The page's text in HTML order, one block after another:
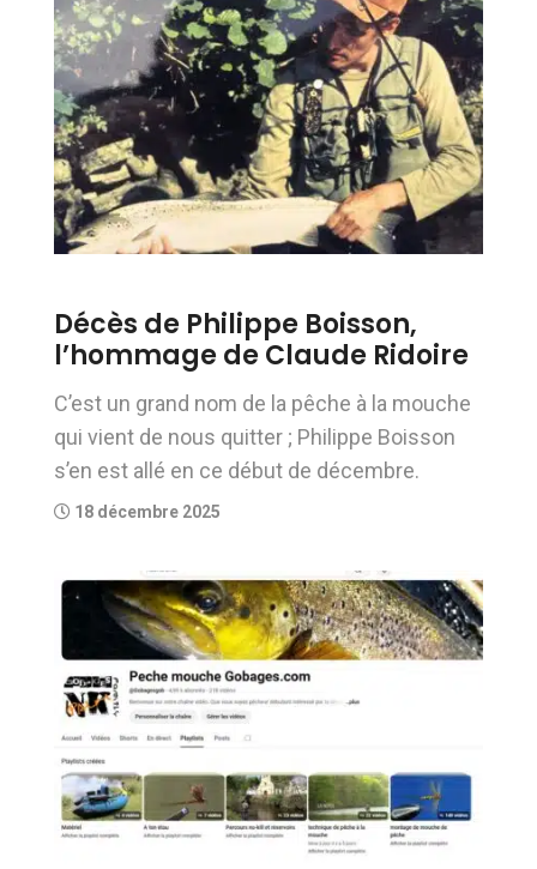
Décès de Philippe Boisson,
l’hommage de Claude Ridoire
C’est un grand nom de la pêche à la mouche
qui vient de nous quitter ; Philippe Boisson
s’en est allé en ce début de décembre.
18 décembre 2025